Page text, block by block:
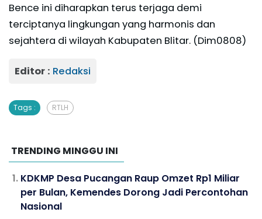
Bence ini diharapkan terus terjaga demi
terciptanya lingkungan yang harmonis dan
sejahtera di wilayah Kabupaten Blitar. (Dim0808)
Editor : Redaksi
Tags : RTLH
TRENDING MINGGU INI
KDKMP Desa Pucangan Raup Omzet Rp1 Miliar
per Bulan, Kemendes Dorong Jadi Percontohan
Nasional